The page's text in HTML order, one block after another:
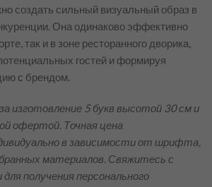
создать сильный визуальный образ в
Она одинаково эффективно
так и в зоне ресторанного дворика,
гостей и формируя
с брендом.
изготовление 5 букв высотой 30 см и
офертой. Точная цена
в зависимости от шрифта,
материалов. Свяжитесь с
получения персонального